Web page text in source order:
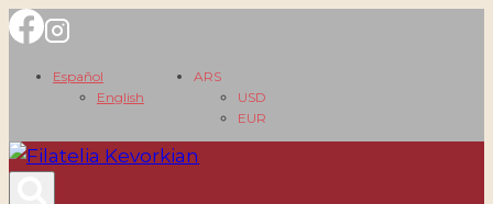
Saltar
contenido
Español
English
ARS
USD
EUR